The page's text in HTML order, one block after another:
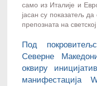
само из Италије и
јасан су показатељ
препозната на
Под
Северне
оквиру
манифестација